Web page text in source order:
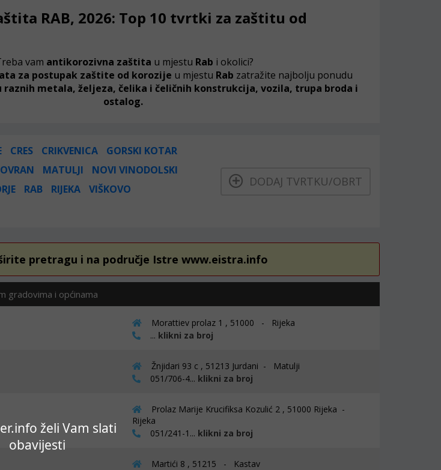
želi Vam slati
obavijesti
RAB, 2026: Top 10 tvrtki za zaštitu od
vam antikorozivna zaštita u mjestu Rab i okolici?
za postupak zaštite od korozije u mjestu Rab zatražite najbolju ponudu
metala, željeza, čelika i čeličnih konstrukcija, vozila, trupa broda i
ostalog.
CRES CRIKVENICA
GORSKI KOTAR
MATULJI
NOVI VINODOLSKI
RAB RIJEKA VIŠKOVO
DODAJ TVRTKU/OBRT
pretragu i na područje Istre www.eistra.info
gradovima i općinama
Morattiev prolaz 1 , 51000 - Rijeka
... klikni za broj
Žnjidari 93 c , 51213 Jurdani - Matulji
051/706-4... klikni za broj
Prolaz Marije Krucifiksa Kozulić 2 , 51000 Rijeka -
Rijeka
051/241-1... klikni za broj
Martići 8 , 51215 - Kastav